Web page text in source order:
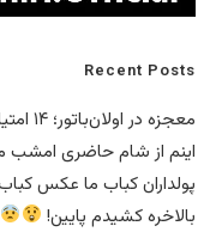
Recent Posts
معجزه در اولان‌باتور؛ ۱۴ امتیاز متوالی در ۸۲ ثانیه!
اینم از شام حاضری امشب
پولداران کباب ما عکس
بالاخره کشیدم پایین!